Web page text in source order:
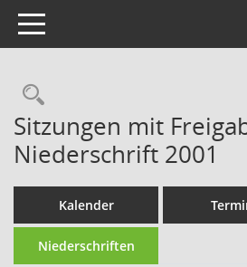
Toggle navigation
Rechercheauswahl
Sitzungen mit
Niederschrift 2001
Kalender
Niederschriften